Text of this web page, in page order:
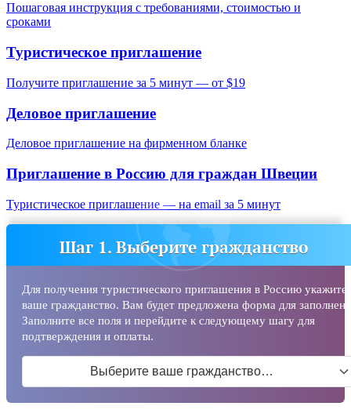
Пошаговая инструкция с требованиями, стоимостью и
сроками
Туристическое приглашение
Получите приглашение за 5 минут — от $19
Деловое приглашение
Деловое приглашение на фирменном бланке
Приглашение в Россию для граждан Швеции
Туристическое приглашение — на email за 5 минут
Шаг 1. Выберите гражданство
Для получения туристического приглашения в Россию укажите
ваше гражданство. Вам будет предложена форма для
Заполните все поля и перейдите к следующему шагу для
подтверждения и оплаты.
Выберите ваше гражданство…